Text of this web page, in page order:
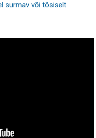
surmav või tõsiselt